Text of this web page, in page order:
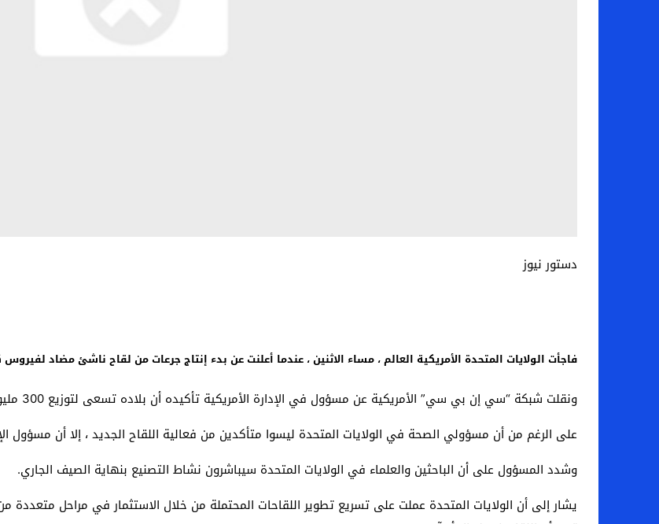
دستور نيوز
فاجأت الولايات المتحدة الأمريكية العالم ، مساء الاثنين ، عندما أعلنت عن بدء إنتاج جرعات من لقاح ناشئ مضاد
ونقلت شبكة “سي إن بي سي” الأمريكية عن مسؤول في الإدارة الأمريكية تأكيده أن بلاده تسعى لتوزيع 300 مليون جرعة من لقاح كورونا بحلول أوائل عام 2021.
على الرغم من أن مسؤولي الصحة في الولايات المتحدة ليسوا متأكدين من فعالية اللقاح الجديد ، إلا أن مسؤول
وشدد المسؤول على أن الباحثين والعلماء في الولايات المتحدة سيباشرون نشاط التصنيع بنهاية الصيف الجاري.
يشار إلى أن الولايات المتحدة عملت على تسريع تطوير اللقاحات المحتملة من خلال الاستثمار في مراحل متعددة